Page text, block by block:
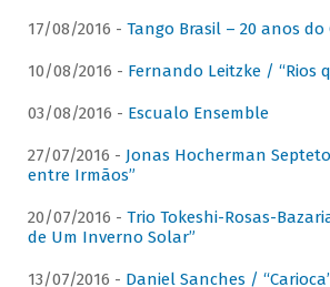
17/08/2016 - Tango Brasil – 20 anos
10/08/2016 - Fernando Leitzke / “Rios
03/08/2016 - Escualo Ensemble
27/07/2016 - Jonas Hocherman
entre Irmãos”
20/07/2016 - Trio Tokeshi-Rosas-
de Um Inverno Solar”
13/07/2016 - Daniel Sanches /